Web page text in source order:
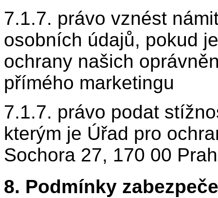
7.1.7. právo vznést
osobních údajů, pokud
ochrany našich
přímého marketingu
7.1.7. právo podat
kterým je Úřad pro
Sochora 27, 170 00
8. Podmínky